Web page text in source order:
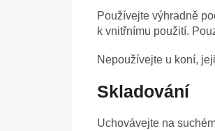
Používejte výhradně
k vnitřnímu použití.
Nepoužívejte u koní,
Skladování
Uchovávejte na